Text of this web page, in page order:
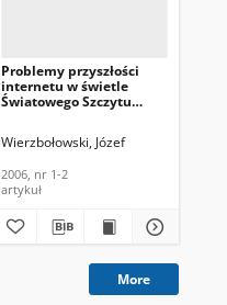
Problemy przyszłości
internetu w świetle
Światowego Szczytu
Telekomunikacja i
2006, nr 1-2
Wierzbołowski, Józef
2006, nr 1-2
artykuł
More